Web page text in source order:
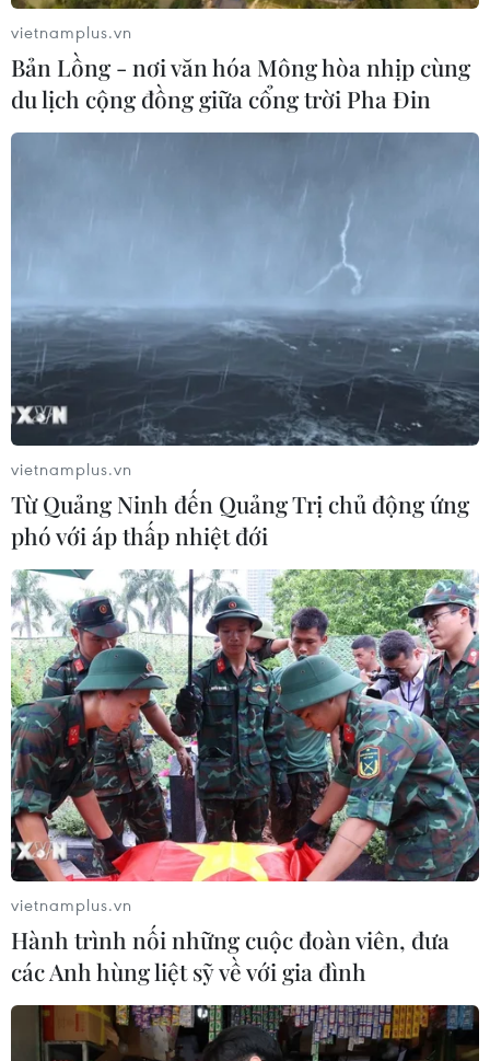
trên Bản đồ Giải pháp Công nghệ số
29/05/2026 09:18
Ứng dụng LPBank Plus của LPBank đạt giải Sao Khuê
2026 và góp mặt trên Bản đồ Giải pháp Công nghệ số
Việt Nam, thể hiện đột phá công nghệ AI và trải nghiệm
LPBank thông qua thành lập ngân hàng
con tại VIFC và chia cổ tức 30% tiền mặt
28/04/2026 07:09
LPBank tổ chức đại hội, thành lập ngân hàng con tại
VIFC, chia cổ tức 30%, hướng tới tăng trưởng bền vững
năm 2026 và nâng cao năng lực cạnh tranh.
vietnamplus.vn
Bản Lồng - nơi văn hóa Mông hòa nhịp cùng
du lịch cộng đồng giữa cổng trời Pha Đin
vietnamplus.vn
Từ Quảng Ninh đến Quảng Trị chủ động ứng
phó với áp thấp nhiệt đới
vietnamplus.vn
Hành trình nối những cuộc đoàn viên, đưa
các Anh hùng liệt sỹ về với gia đình